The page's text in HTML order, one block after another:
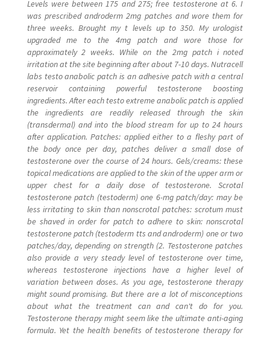
Levels were between 175 and 275; free testosterone at 6. I
was prescribed androderm 2mg patches and wore them for
three weeks. Brought my t levels up to 350. My urologist
upgraded me to the 4mg patch and wore those for
approximately 2 weeks. While on the 2mg patch i noted
irritation at the site beginning after about 7-10 days. Nutracell
labs testo anabolic patch is an adhesive patch with a central
reservoir containing powerful testosterone boosting
ingredients. After each testo extreme anabolic patch is applied
the ingredients are readily released through the skin
(transdermal) and into the blood stream for up to 24 hours
after application. Patches: applied either to a fleshy part of
the body once per day, patches deliver a small dose of
testosterone over the course of 24 hours. Gels/creams: these
topical medications are applied to the skin of the upper arm or
upper chest for a daily dose of testosterone. Scrotal
testosterone patch (testoderm) one 6-mg patch/day: may be
less irritating to skin than nonscrotal patches: scrotum must
be shaved in order for patch to adhere to skin: nonscrotal
testosterone patch (testoderm tts and androderm) one or two
patches/day, depending on strength (2. Testosterone patches
also provide a very steady level of testosterone over time,
whereas testosterone injections have a higher level of
variation between doses. As you age, testosterone therapy
might sound promising. But there are a lot of misconceptions
about what the treatment can and can't do for you.
Testosterone therapy might seem like the ultimate anti-aging
formula. Yet the health benefits of testosterone therapy for